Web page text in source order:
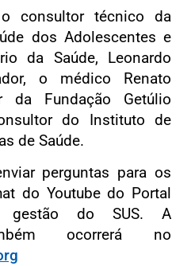
consultor técnico da
dos Adolescentes e
da Saúde, Leonardo
o médico Renato
da Fundação Getúlio
do Instituto de
de Saúde.
perguntas para os
do Youtube do Portal
gestão do SUS. A
ocorrerá no